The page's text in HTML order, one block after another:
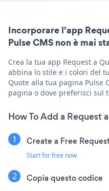
Incorporare l'app
Pulse CMS non è mai
Crea la tua app Request a
abbina lo stile e i colori del
Quote alla tua pagina Pulse
pagina o dove preferisci sul
How To Add a Request
Create a Free
Start for free now
Copia questo codice